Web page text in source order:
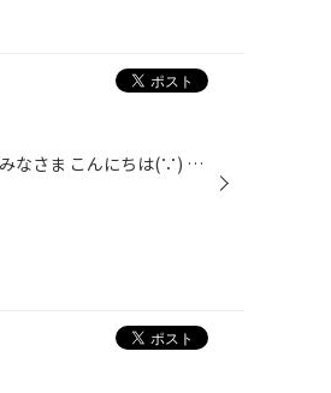
愛知県 稲沢市津島市あま市一宮市岐阜県海津市 その他近隣のみなさま こんにちは(∵) 愛知県稲沢市福島町西尾張中央道沿い エンジン オイル交換 も出来る お店 【タイヤ館 稲沢】です。 パンク 補償 サービス もあります。 【祝】スマホ決済が導入！ d払い、ペイペイ、Rペイがご利用いただけます 本...